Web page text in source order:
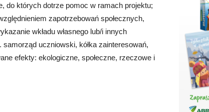
do których dotrze pomoc w ramach projektu;
zapotrzebowań społecznych,
wkładu własnego lub/i innych
uczniowski, kółka zainteresowań,
efekty: ekologiczne, społeczne, rzeczowe i